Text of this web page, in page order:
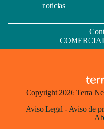
noticias
Copyright 2026 Terra
Aviso Legal - Aviso de